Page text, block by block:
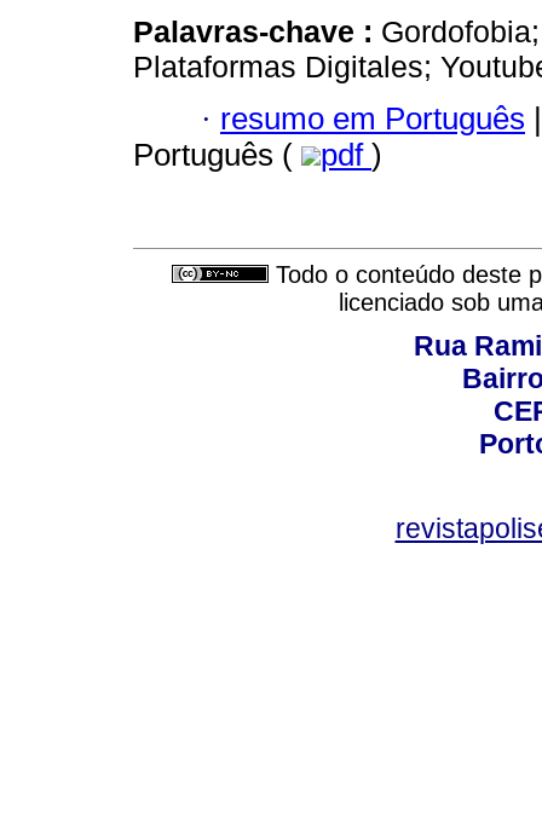
Palavras-chave :
Plataformas Digitales;
· resumo em Português |
Português (
pdf )
Todo o conteúdo deste
licenciado sob
Rua